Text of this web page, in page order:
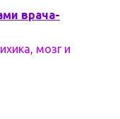
врача-
мозг и